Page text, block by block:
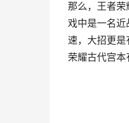
那么，王者
戏中是一名
速，大招更
荣耀古代宫